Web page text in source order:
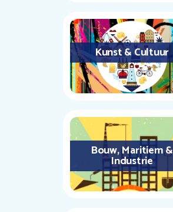
Kunst & Cultuur
Bouw, Maritiem &
Industrie